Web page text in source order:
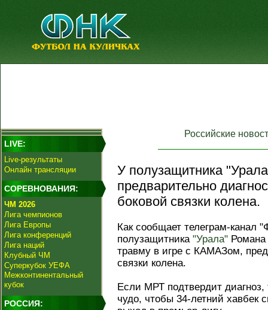
LIVE:
Live-результаты
Онлайн трансляции
СОРЕВНОВАНИЯ:
ЧМ 2026
Лига чемпионов
Лига Европы
Лига конференций
Лига наций
Клубный ЧМ
Суперкубок УЕФА
Межконтинентальный
кубок
РОССИЯ:
Российские
У полузащитника
предварительно
боковой связки колена.
Как сообщает телеграм-
полузащитника "Урала"
травму в игре с КАМАЗом,
связки колена.
Если МРТ подтвердит
чудо, чтобы 34-летний хавбек